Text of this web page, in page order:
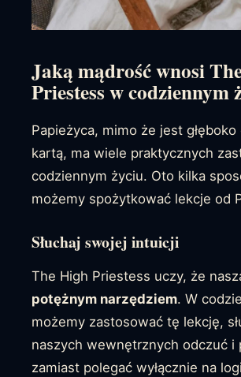
Jaką mądrość wnosi
Priestess w codziennym
Papieżyca, mimo że jest
kartą, ma wiele praktycznych
codziennym życiu. Oto kilka
możemy spożytkować lekcje od
Słuchaj swojej intuicji
The High Priestess uczy, że
potężnym narzędziem. W
możemy zastosować tę lekcję,
naszych wewnętrznych odczuć i
zamiast polegać wyłącznie na